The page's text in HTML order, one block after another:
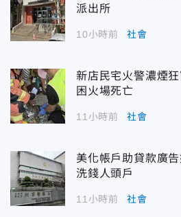
派出所
10小時前 社會
新店民宅火警濃煙
困火場死亡
11小時前 社會
美化帳戶助貸款廣
洗錢人頭戶
11小時前 社會